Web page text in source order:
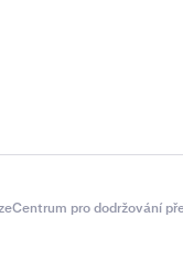
Centrum pro dodržování